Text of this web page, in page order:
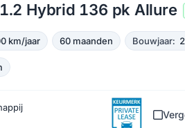
Hybrid 136 pk Allure
km/jaar 60 maanden Bouwjaar: